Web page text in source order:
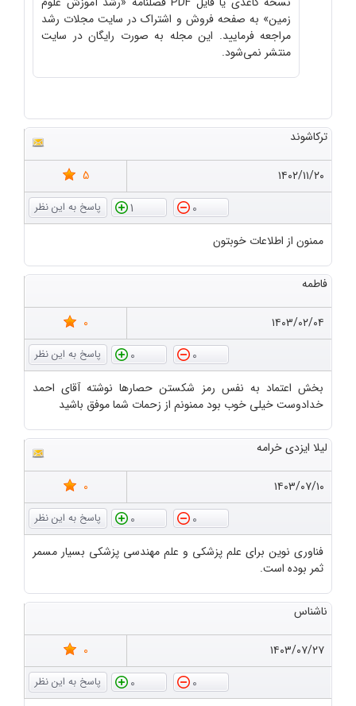
زمین» به صفحه فروش و اشتراک در سایت مجلات رشد
مراجعه فرمایید. این مجله به صورت رایگان در سایت
منتشر نمی‌شود.
ترکاشوند
۱۴۰۲/۱۱/۲۰
5
0
1
ممنون از اطلاعات خوبتون
فاطمه
۱۴۰۳/۰۲/۰۴
0
0
0
بخش اعتماد به نفس رمز شکستن حصارها نوشته آقای احمد
خدادوست خیلی خوب بود ممنونم از زحمات شما موفق باشید
لیلا ایزدی خرامه
۱۴۰۳/۰۷/۱۰
0
0
0
فناوری نوین برای علم پزشکی و علم مهندسی پزشکی بسیار مسمر
ثمر بوده است.
ناشناس
۱۴۰۳/۰۷/۲۷
0
0
0